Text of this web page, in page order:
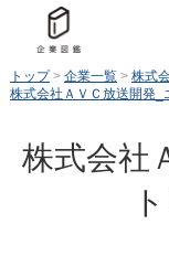
トップ > 企業一覧 > 株式
株式会社ＡＶＣ放送開発_
株式会社